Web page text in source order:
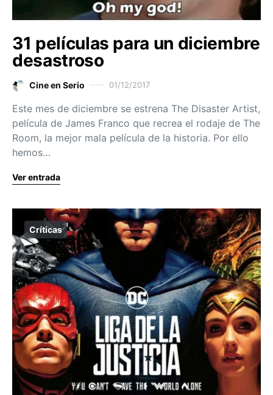
31 películas para un diciembre
desastroso
Cine en Serio 01/12/2017
Este mes de diciembre se estrena The Disaster Artist,
película de James Franco que recrea el rodaje de The
Room, la mejor mala película de la historia. Por ello
hemos…
Ver entrada
Críticas